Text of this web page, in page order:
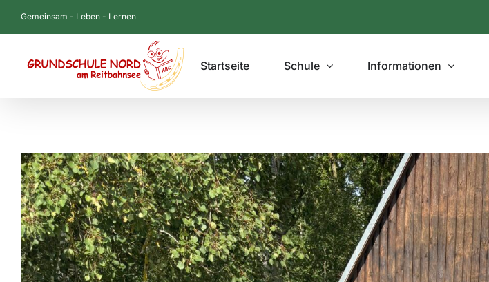
Inhalt
springen
Gemeinsam - Leben - Lernen
Startseite Schule Informationen
Zeige
grösseres
Bild